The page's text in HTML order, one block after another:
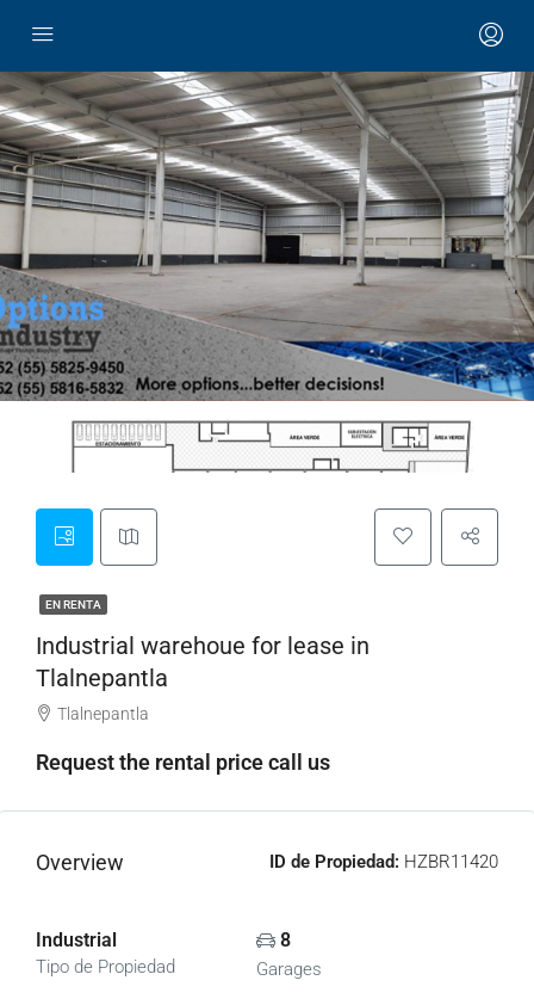
EN RENTA
Industrial warehoue for lease in
Tlalnepantla
Tlalnepantla
Request the rental price call us
Overview ID de Propiedad: HZBR11420
Industrial
Tipo de Propiedad
8
Garages